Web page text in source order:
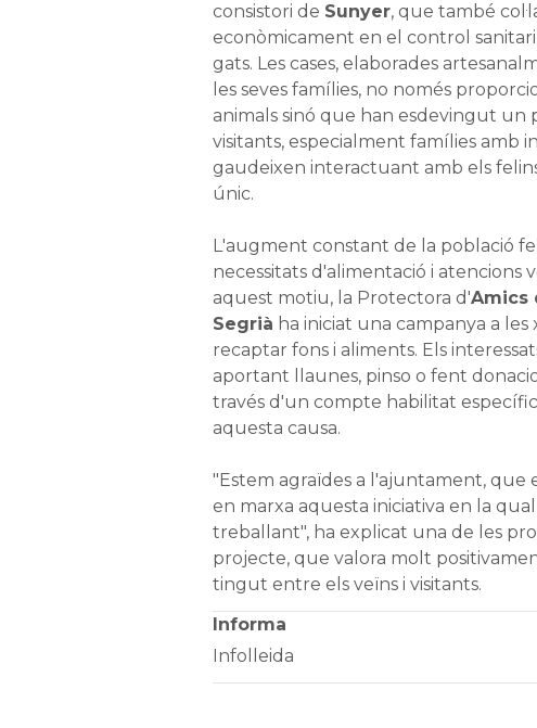
consistori de Sunyer, que també
econòmicament en el control
gats. Les cases, elaborades
les seves famílies, no només
animals sinó que han esdevingut un
visitants, especialment famílies amb
gaudeixen interactuant amb els
únic.
L'augment constant de la població
necessitats d'alimentació i atencions
aquest motiu, la Protectora d'Amics
Segrià ha iniciat una campanya a les
recaptar fons i aliments. Els
aportant llaunes, pinso o fent
través d'un compte habilitat
aquesta causa.
"Estem agraïdes a l'ajuntament, que
en marxa aquesta iniciativa en la
treballant", ha explicat una de les
projecte, que valora molt
tingut entre els veïns i visitants.
Informa
Infolleida